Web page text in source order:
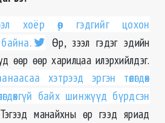
хоёр өөр гэдгийг цохон
Өр, зээл гэдэг эдийн
өөр өөр харилцаа илэрхийлдэг.
хэтрээд эргэн төлөгдөх
байх шинжүүд бүрдсэн
Тэгээд манайхны өр гээд яриад